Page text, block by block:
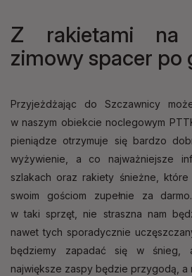
Z rakietami na
zimowy spacer po
Przyjeżdżając do Szczawnicy
w naszym obiekcie noclegowym
pieniądze otrzymuje się bardzo
wyżywienie, a co najważniejsze
szlakach oraz rakiety śnieżne,
swoim gościom zupełnie za
w taki sprzęt, nie straszna nam
nawet tych sporadycznie
będziemy zapadać się w śnieg,
największe zaspy będzie przygodą, a